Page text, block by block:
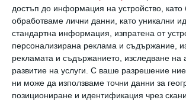
достъп до информация на устройство, като
обработваме лични данни, като уникални
стандартна информация, изпратена от
персонализирана реклама и съдържание,
рекламата и съдържанието, изследване на
развитие на услуги. С ваше разрешение ние
ни може да използваме точни данни за
позициониране и идентификация чрез
Много родители искат да са
значи, че са изградили някакъв
образ, който обединява всички
достойнства и не оставя
умора и всичко от този ред,